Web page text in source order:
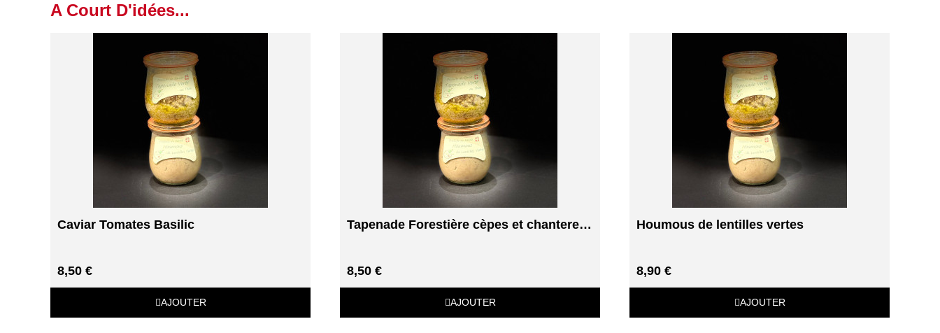
A Court D'idées...
Caviar Tomates Basilic
8,50 €
AJOUTER
Tapenade Forestière cèpes et chanterelles
8,50 €
AJOUTER
Houmous de lentilles vertes
8,90 €
AJOUTER